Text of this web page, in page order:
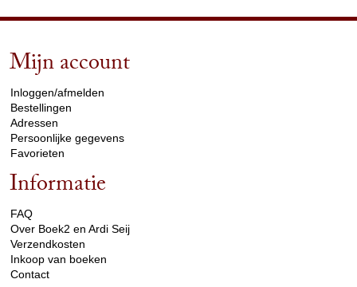
Mijn account
Inloggen/afmelden
Bestellingen
Adressen
Persoonlijke gegevens
Favorieten
Informatie
FAQ
Over Boek2 en Ardi Seij
Verzendkosten
Inkoop van boeken
Contact